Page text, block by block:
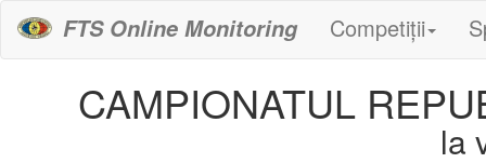
FTS Online Monitoring Competiții
CAMPIONATUL
la